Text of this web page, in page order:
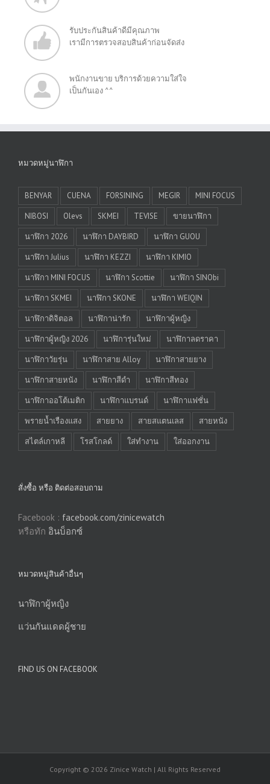
รับประกันสินค้าดีมีคุณภาพ
เรามีการตรวจสอบสินค้าก่อนจัดส่ง
พนักงานขาย บริการด้วยความใส่ใจ
เป็นกันเอง ^^
หมวดหมู่นาฬิกา
BENYAR CUENA FORSINING MEGIR
MINI FOCUS
NIBOSI
Olevs SKMEI TEVISE
ขายนาฬิกา
นาฬิกา 2026
นาฬิกา DAYBIRD
นาฬิกา GUOU
นาฬิกา Julius
นาฬิกา KEZZI
นาฬิกา KIMIO
นาฬิกา MINI FOCUS
นาฬิกา Scottie
นาฬิกา SINObi
นาฬิกา SKMEI
นาฬิกา SKONE
นาฬิกา WEIQIN
นาฬิกาดิจิตอล
นาฬิกาน่ารัก
นาฬิกาผู้หญิง
นาฬิกาผู้หญิง 2026
นาฬิการุ่นใหม่
นาฬิกาลดราคา
นาฬิกาวัยรุ่น
นาฬิกาสาย Alloy
นาฬิกาสายยาง
นาฬิกาสายหนัง
นาฬิกาสีดำ
นาฬิกาสีทอง
นาฬิกาออโต้เมติก
นาฬิกาแบรนด์
นาฬิกาแฟชั่น
พรายน้ำเรืองแสง
สายยาง สายสแตนเลส
สายหนัง
สไตล์เกาหลี
โรสโกลด์ ใส่ทำงาน ใส่ออกงาน
สั่งซื้อ หรือ ติดต่อสอบถาม
Facebook : facebook.com/zinicewatch
หรือทัก อินบ็อกซ์
หมวดหมู่สินค้าอื่นๆ
นาฬิกาผู้หญิง
แว่นกันแดดผู้ชาย
FIND US ON FACEBOOK
Copyright © 2026 Zinice Watch | All Rights Reserved